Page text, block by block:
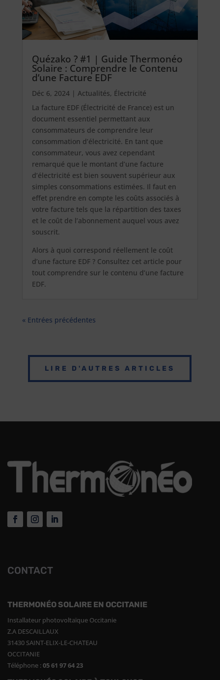
Quézako ? #1 | Guide Thermonéo
Solaire : Comprendre le Contenu
d’une Facture EDF
Déc 6, 2024| Actualités, Électricité
La facture EDF (Électricité de France) est un
document essentiel permettant aux
consommateurs de comprendre leur
consommation d’électricité. En tant que
consommateur, vous avez cependant
remarqué que le montant d’une facture
d’électricité est bien souvent supérieur aux
simples consommations estimées. Il faut en
effet prendre en compte les coûts associés à
votre facture tels que la répartition des taxes
et le coût de l’abonnement auquel vous avez
souscrit.
Alors à quoi correspond réellement le coût
d’une facture EDF ? Consultez cet article pour
tout comprendre sur le contenu d’une facture
EDF.
« Entrées précédentes
LIRE D'AUTRES ARTICLES
CONTACT
THERMONÉO SOLAIRE EN OCCITANIE
Installateur photovoltaïque Occitanie
Z.A DESCAILLAUX
31430 SAINT-ELIX-LE-CHATEAU
OCCITANIE
Téléphone :05 61 97 64 23